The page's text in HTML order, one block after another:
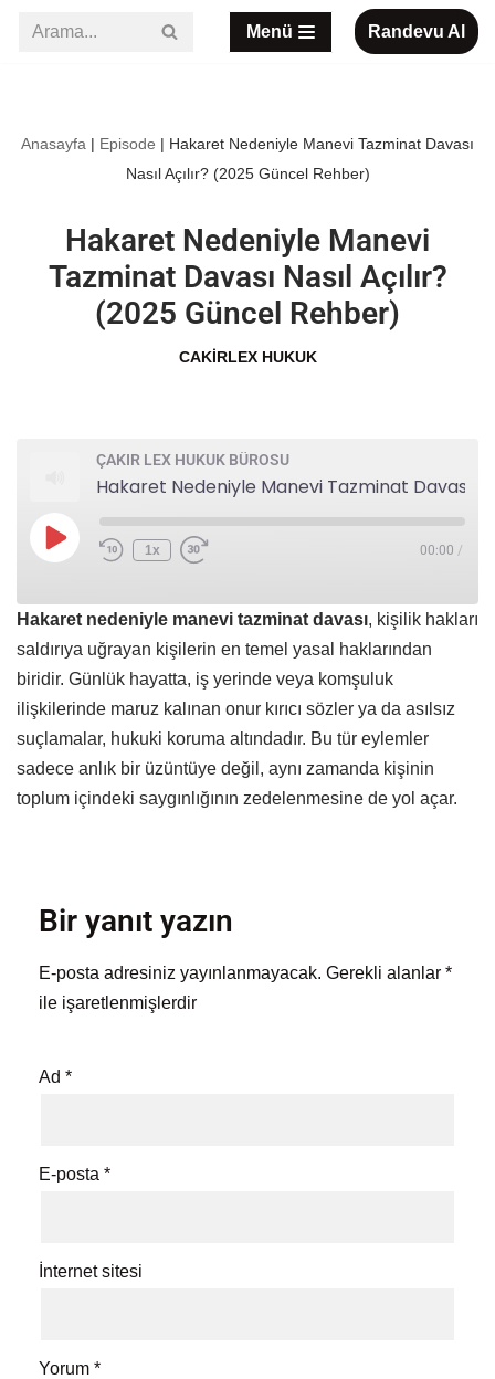
Menü Randevu Al
Anasayfa | Episode | Hakaret Nedeniyle Manevi Tazminat Davası
Nasıl Açılır? (2025 Güncel Rehber)
Hakaret Nedeniyle Manevi
Tazminat Davası Nasıl Açılır?
(2025 Güncel Rehber)
CAKIRLEX HUKUK
ÇAKIR LEX HUKUK BÜROSU
1x 00:00 /
Hakaret nedeniyle manevi tazminat davası, kişilik hakları
saldırıya uğrayan kişilerin en temel yasal haklarından
biridir. Günlük hayatta, iş yerinde veya komşuluk
ilişkilerinde maruz kalınan onur kırıcı sözler ya da asılsız
suçlamalar, hukuki koruma altındadır. Bu tür eylemler
sadece anlık bir üzüntüye değil, aynı zamanda kişinin
toplum içindeki saygınlığının zedelenmesine de yol açar.
Bir yanıt yazın
E-posta adresiniz yayınlanmayacak. Gerekli alanlar *
ile işaretlenmişlerdir
Ad *
E-posta *
İnternet sitesi
Yorum *